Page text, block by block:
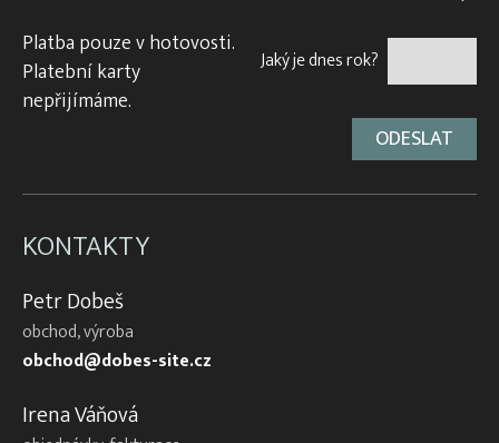
Platba pouze v hotovosti.
Platební karty
nepřijímáme.
Jaký je dnes rok?
KONTAKTY
Petr Dobeš
obchod, výroba
obchod@dobes-site.cz
Irena Váňová